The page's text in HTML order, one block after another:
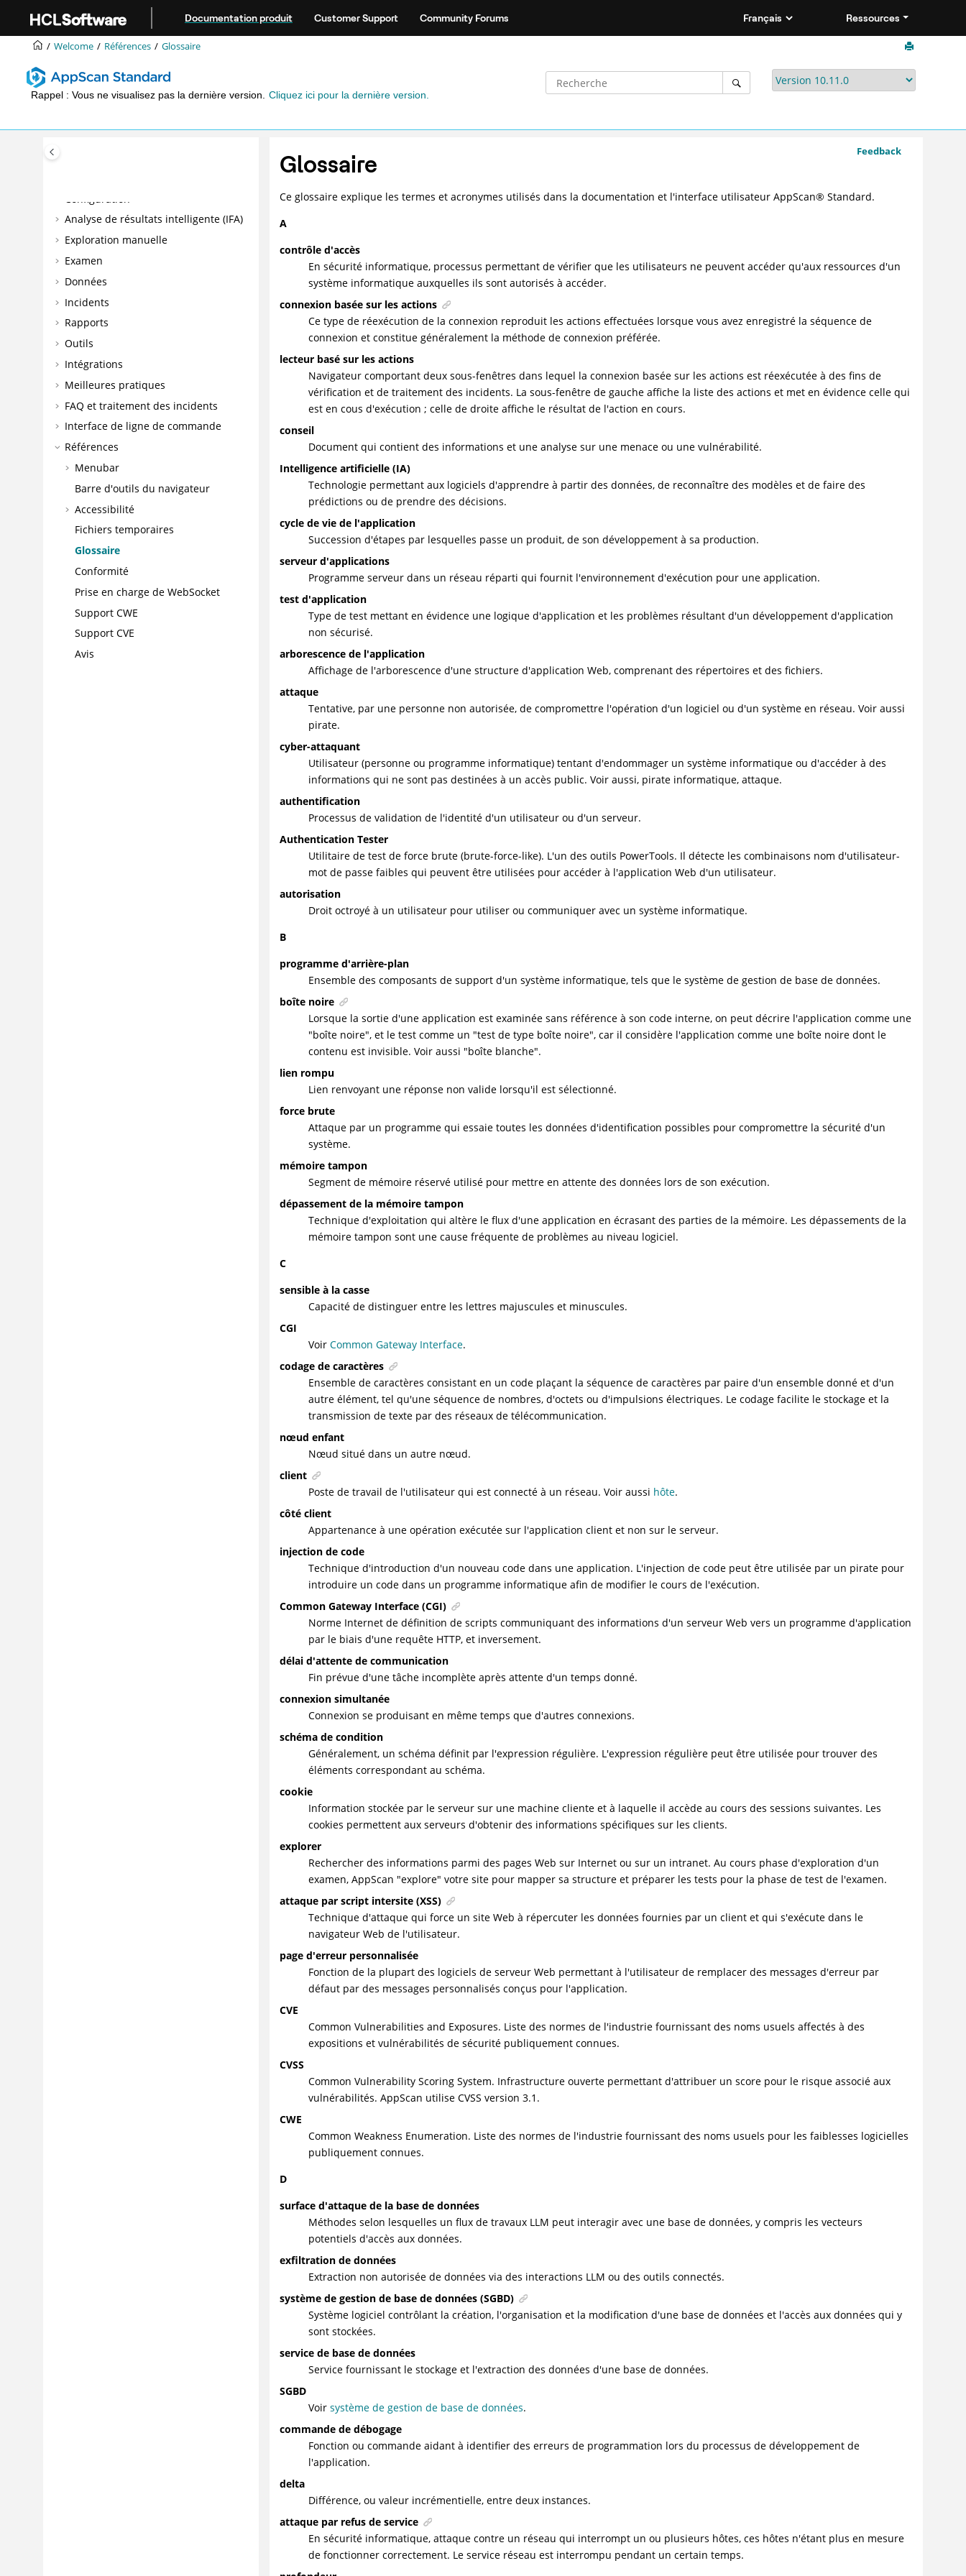
Documentation produit Customer Support Community Forums Ressources
Welcome Références Glossaire
Rappel : Vous ne visualisez pas la dernière version. Cliquez ici pour la dernière version.
Analyse de résultats intelligente (IFA)
Exploration manuelle
Examen
Données
Incidents
Rapports
Outils
Intégrations
Meilleures pratiques
FAQ et traitement des incidents
Interface de ligne de commande
Références
Menubar
Barre d'outils du navigateur
Accessibilité
Fichiers temporaires
Glossaire
Conformité
Prise en charge de WebSocket
Support CWE
Support CVE
Avis
Feedback
Glossaire
Ce glossaire explique les termes et acronymes utilisés dans la documentation et l'interface utilisateurAppScan® Standard.
A
contrôle d'accès
En sécurité informatique, processus permettant de vérifier que les utilisateurs ne peuvent accéder qu'aux ressources d'un
système informatique auxquelles ils sont autorisés à accéder.
connexion basée sur les actions
Ce type de réexécution de la connexion reproduit les actions effectuées lorsque vous avez enregistré la séquence de
connexion et constitue généralement la méthode de connexion préférée.
lecteur basé sur les actions
Navigateur comportant deux sous-fenêtres dans lequel la connexion basée sur les actions est réexécutée à des fins de
vérification et de traitement des incidents. La sous-fenêtre de gauche affiche la liste des actions et met en évidence celle qui
est en cous d'exécution ; celle de droite affiche le résultat de l'action en cours.
conseil
Document qui contient des informations et une analyse sur une menace ou une vulnérabilité.
Intelligence artificielle (IA)
Technologie permettant aux logiciels d'apprendre à partir des données, de reconnaître des modèles et de faire des
prédictions ou de prendre des décisions.
cycle de vie de l'application
Succession d'étapes par lesquelles passe un produit, de son développement à sa production.
serveur d'applications
Programme serveur dans un réseau réparti qui fournit l'environnement d'exécution pour une application.
test d'application
Type de test mettant en évidence une logique d'application et les problèmes résultant d'un développement d'application
non sécurisé.
arborescence de l'application
Affichage de l'arborescence d'une structure d'application Web, comprenant des répertoires et des fichiers.
attaque
Tentative, par une personne non autorisée, de compromettre l'opération d'un logiciel ou d'un système en réseau. Voir aussi
pirate.
cyber-attaquant
Utilisateur (personne ou programme informatique) tentant d'endommager un système informatique ou d'accéder à des
informations qui ne sont pas destinées à un accès public. Voir aussi, pirate informatique, attaque.
authentification
Processus de validation de l'identité d'un utilisateur ou d'un serveur.
Authentication Tester
Utilitaire de test de force brute (brute-force-like). L'un des outils PowerTools. Il détecte les combinaisons nom d'utilisateur-
mot de passe faibles qui peuvent être utilisées pour accéder à l'application Web d'un utilisateur.
autorisation
Droit octroyé à un utilisateur pour utiliser ou communiquer avec un système informatique.
B
programme d'arrière-plan
Ensemble des composants de support d'un système informatique, tels que le système de gestion de base de données.
boîte noire
Lorsque la sortie d'une application est examinée sans référence à son code interne, on peut décrire l'application comme une
"boîte noire", et le test comme un "test de type boîte noire", car il considère l'application comme une boîte noire dont le
contenu est invisible. Voir aussi "boîte blanche".
lien rompu
Lien renvoyant une réponse non valide lorsqu'il est sélectionné.
force brute
Attaque par un programme qui essaie toutes les données d'identification possibles pour compromettre la sécurité d'un
système.
mémoire tampon
Segment de mémoire réservé utilisé pour mettre en attente des données lors de son exécution.
dépassement de la mémoire tampon
Technique d'exploitation qui altère le flux d'une application en écrasant des parties de la mémoire. Les dépassements de la
mémoire tampon sont une cause fréquente de problèmes au niveau logiciel.
C
sensible à la casse
Capacité de distinguer entre les lettres majuscules et minuscules.
CGI
VoirCommon Gateway Interface.
codage de caractères
Ensemble de caractères consistant en un code plaçant la séquence de caractères par paire d'un ensemble donné et d'un
autre élément, tel qu'une séquence de nombres, d'octets ou d'impulsions électriques. Le codage facilite le stockage et la
transmission de texte par des réseaux de télécommunication.
nœud enfant
Nœud situé dans un autre nœud.
client
Poste de travail de l'utilisateur qui est connecté à un réseau. Voir aussi hôte.
côté client
Appartenance à une opération exécutée sur l'application client et non sur le serveur.
injection de code
Technique d'introduction d'un nouveau code dans une application. L'injection de code peut être utilisée par un pirate pour
introduire un code dans un programme informatique afin de modifier le cours de l'exécution.
Common Gateway Interface (CGI)
Norme Internet de définition de scripts communiquant des informations d'un serveur Web vers un programme d'application
par le biais d'une requête HTTP, et inversement.
délai d'attente de communication
Fin prévue d'une tâche incomplète après attente d'un temps donné.
connexion simultanée
Connexion se produisant en même temps que d'autres connexions.
schéma de condition
Généralement, un schéma définit par l'expression régulière. L'expression régulière peut être utilisée pour trouver des
éléments correspondant au schéma.
cookie
Information stockée par le serveur sur une machine cliente et à laquelle il accède au cours des sessions suivantes. Les
cookies permettent aux serveurs d'obtenir des informations spécifiques sur les clients.
explorer
Rechercher des informations parmi des pages Web sur Internet ou sur un intranet. Au cours phase d'exploration d'un
examen, AppScan "explore" votre site pour mapper sa structure et préparer les tests pour la phase de test de l'examen.
attaque par script intersite (XSS)
Technique d'attaque qui force un site Web à répercuter les données fournies par un client et qui s'exécute dans le
navigateur Web de l'utilisateur.
page d'erreur personnalisée
Fonction de la plupart des logiciels de serveur Web permettant à l'utilisateur de remplacer des messages d'erreur par
défaut par des messages personnalisés conçus pour l'application.
CVE
Common Vulnerabilities and Exposures. Liste des normes de l'industrie fournissant des noms usuels affectés à des
expositions et vulnérabilités de sécurité publiquement connues.
CVSS
Common Vulnerability Scoring System. Infrastructure ouverte permettant d'attribuer un score pour le risque associé aux
vulnérabilités. AppScan utilise CVSS version 3.1.
CWE
Common Weakness Enumeration. Liste des normes de l'industrie fournissant des noms usuels pour les faiblesses logicielles
publiquement connues.
D
surface d'attaque de la base de données
Méthodes selon lesquelles un flux de travaux LLM peut interagir avec une base de données, y compris les vecteurs
potentiels d'accès aux données.
exfiltration de données
Extraction non autorisée de données via des interactions LLM ou des outils connectés.
système de gestion de base de données (SGBD)
Système logiciel contrôlant la création, l'organisation et la modification d'une base de données et l'accès aux données qui y
sont stockées.
service de base de données
Service fournissant le stockage et l'extraction des données d'une base de données.
SGBD
Voirsystème de gestion de base de données.
commande de débogage
Fonction ou commande aidant à identifier des erreurs de programmation lors du processus de développement de
l'application.
delta
Différence, ou valeur incrémentielle, entre deux instances.
attaque par refus de service
En sécurité informatique, attaque contre un réseau qui interrompt un ou plusieurs hôtes, ces hôtes n'étant plus en mesure
de fonctionner correctement. Le service réseau est interrompu pendant un certain temps.